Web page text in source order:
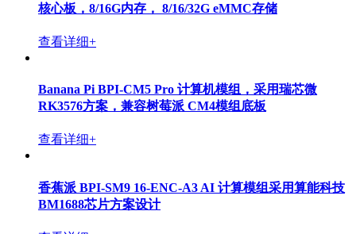
核心板，8/16G内存， 8/16/32G eMMC存储
查看详细+
Banana Pi BPI-CM5 Pro 计算机模组，采用瑞芯微
RK3576方案，兼容树莓派 CM4模组底板
查看详细+
香蕉派 BPI-SM9 16-ENC-A3 AI 计算模组采用算能科技
BM1688芯片方案设计